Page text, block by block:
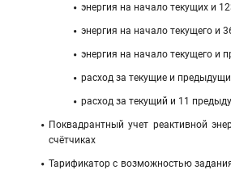
энергия на начало текущих и
энергия на начало текущего и
энергия на начало текущего и
расход за текущие и
расход за текущий и 11
Поквадрантный учет реактивной
счётчиках
Тарификатор с возможностью